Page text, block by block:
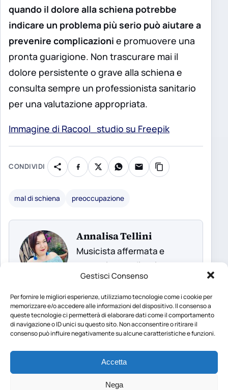
Gestisci Consenso
Per fornire le migliori esperienze, utilizziamo tecnologie come i cookie per
memorizzare e/o accedere alle informazioni del dispositivo. Il consenso a
queste tecnologie ci permetterà di elaborare dati come il comportamento
di navigazione o ID unici su questo sito. Non acconsentire o ritirare il
consenso può influire negativamente su alcune caratteristiche e funzioni.
Accetta
Nega
quando il dolore alla schiena potrebbe
indicare un problema più serio può aiutare a
prevenire complicazioni e promuovere una
pronta guarigione. Non trascurare mai il
dolore persistente o grave alla schiena e
consulta sempre un professionista sanitario
per una valutazione appropriata.
Immagine di Racool_studio su Freepik
CONDIVIDI
mal di schiena preoccupazione
Annalisa Tellini
Musicista affermata e
appassionata di scrittura
Annalisa nasce a Colleferro.
Tuttofare non si tira indietro
dalle sfide e si cimenta in
qualsiasi cosa. Corista,
wedding planner, scrittrice e
disegnatrice sono solo
alcune delle attività. Dopo un
inizio su una rivista online di